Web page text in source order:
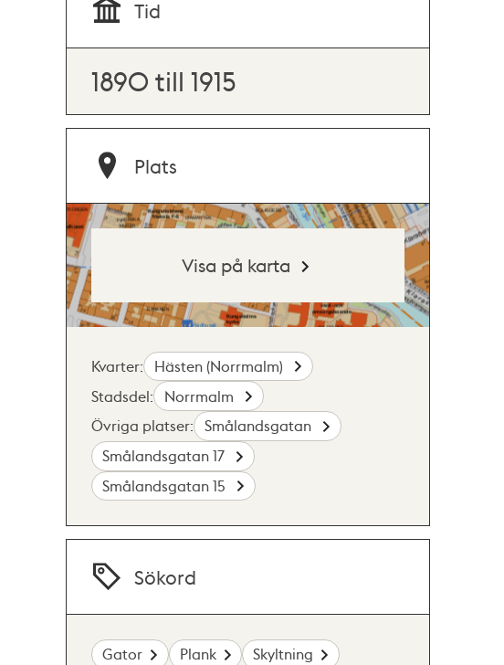
Tid
1890 till 1915
Plats
Visa på karta
Kvarter:
Hästen (Norrmalm)
Stadsdel:
Norrmalm
Övriga platser:
Smålandsgatan
Smålandsgatan 17
Smålandsgatan 15
Sökord
Gator Plank Skyltning